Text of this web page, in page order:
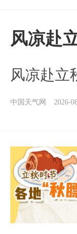
风凉赴
风凉赴立
中国天气网 2026-